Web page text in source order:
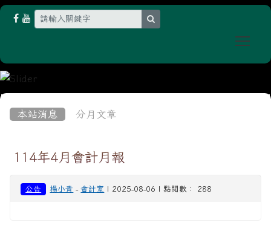
本站消息 分月文章
114年4月會計月報
公告 楊小青 -會計室 | 2025-08-06 | 點閱數： 288